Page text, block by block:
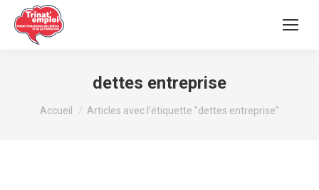
dettes entreprise
Vous êtes ici :
Accueil Articles avec l’étiquette "dettes entreprise"